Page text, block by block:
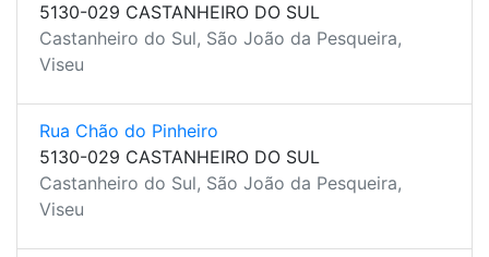
5130-029 CASTANHEIRO DO SUL
Castanheiro do Sul, São João da Pesqueira,
Viseu
Rua Chão do Pinheiro
5130-029 CASTANHEIRO DO SUL
Castanheiro do Sul, São João da Pesqueira,
Viseu